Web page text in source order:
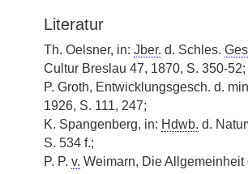
Literatur
Th. Oelsner, in: Jber. d. Schles.
Cultur Breslau 47, 1870, S. 350-52;
P. Groth, Entwicklungsgesch. d.
1926, S. 111, 247;
K. Spangenberg, in: Hdwb. d.
S. 534 f.;
P. P. v. Weimarn, Die Allgemeinheit